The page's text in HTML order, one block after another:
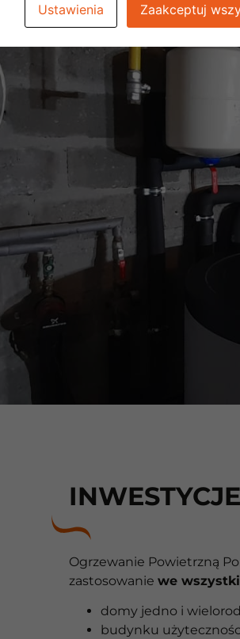
Ogrzewanie Powietrzną
zastosowanie we
domy jedno i
budynku
Ustawienia Zaakceptuj